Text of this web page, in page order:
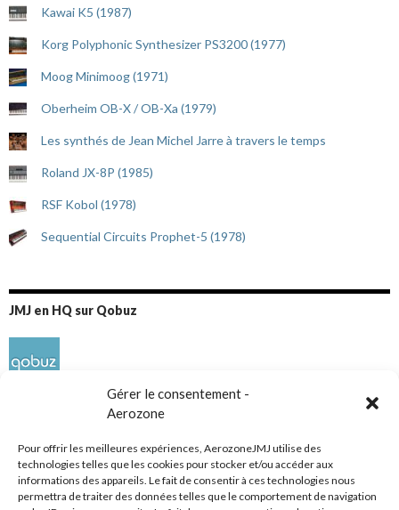
Gérer le consentement -
Aerozone
Pour offrir les meilleures expériences, AerozoneJMJ utilise des
technologies telles que les cookies pour stocker et/ou accéder aux
informations des appareils. Le fait de consentir à ces technologies nous
permettra de traiter des données telles que le comportement de navigation
Kawai K5 (1987)
Korg Polyphonic Synthesizer PS3200 (1977)
Moog Minimoog (1971)
Oberheim OB-X / OB-Xa (1979)
Les synthés de Jean Michel Jarre à travers le temps
Roland JX-8P (1985)
RSF Kobol (1978)
Sequential Circuits Prophet-5 (1978)
JMJ en HQ sur Qobuz
Réseaux sociaux